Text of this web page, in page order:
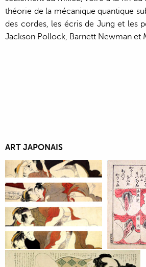
théorie de la mécanique quantique
des cordes, les écris de Jung et les
Jackson Pollock, Barnett Newman et
ART JAPONAIS